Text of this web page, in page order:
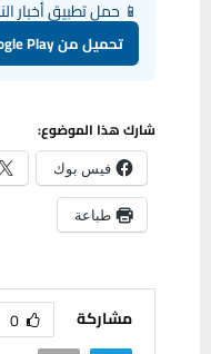
📱 حمل تطبيق أخبار
تحميل من Google Play
شارك هذا الموضوع:
فيس بوك
طباعة
مشاركة 0